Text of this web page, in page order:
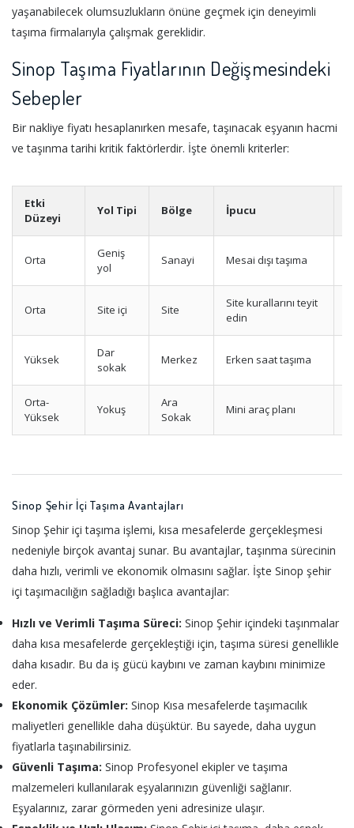
yaşanabilecek olumsuzlukların önüne geçmek için deneyimli
taşıma firmalarıyla çalışmak gereklidir.
Sinop Taşıma Fiyatlarının Değişmesindeki
Sebepler
Bir nakliye fiyatı hesaplanırken mesafe, taşınacak eşyanın hacmi
ve taşınma tarihi kritik faktörlerdir. İşte önemli kriterler:
Etki
Düzeyi
Yol Tipi Bölge İpucu
Orta
Geniş
yol
Sanayi Mesai dışı taşıma
Orta Site içi Site
Site kurallarını teyit
edin
Yüksek
Dar
sokak
Merkez Erken saat taşıma
Orta-
Yüksek
Yokuş
Ara
Sokak
Mini araç planı
Sinop Şehir İçi Taşıma Avantajları
Sinop Şehir içi taşıma işlemi, kısa mesafelerde gerçekleşmesi
nedeniyle birçok avantaj sunar. Bu avantajlar, taşınma sürecinin
daha hızlı, verimli ve ekonomik olmasını sağlar. İşte Sinop şehir
içi taşımacılığın sağladığı başlıca avantajlar:
Hızlı ve Verimli Taşıma Süreci: Sinop Şehir içindeki taşınmalar
daha kısa mesafelerde gerçekleştiği için, taşıma süresi genellikle
daha kısadır. Bu da iş gücü kaybını ve zaman kaybını minimize
eder.
Ekonomik Çözümler: Sinop Kısa mesafelerde taşımacılık
maliyetleri genellikle daha düşüktür. Bu sayede, daha uygun
fiyatlarla taşınabilirsiniz.
Güvenli Taşıma: Sinop Profesyonel ekipler ve taşıma
malzemeleri kullanılarak eşyalarınızın güvenliği sağlanır.
Eşyalarınız, zarar görmeden yeni adresinize ulaşır.